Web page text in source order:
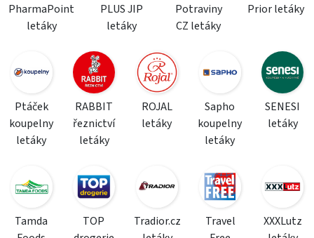
PharmaPoint
letáky
PLUS JIP
letáky
Potraviny
CZ letáky
Prior letáky
Ptáček
koupelny
letáky
RABBIT
řeznictví
letáky
ROJAL
letáky
Sapho
koupelny
letáky
SENESI
letáky
Tamda
TOP
Tradior.cz
Travel
XXXLutz